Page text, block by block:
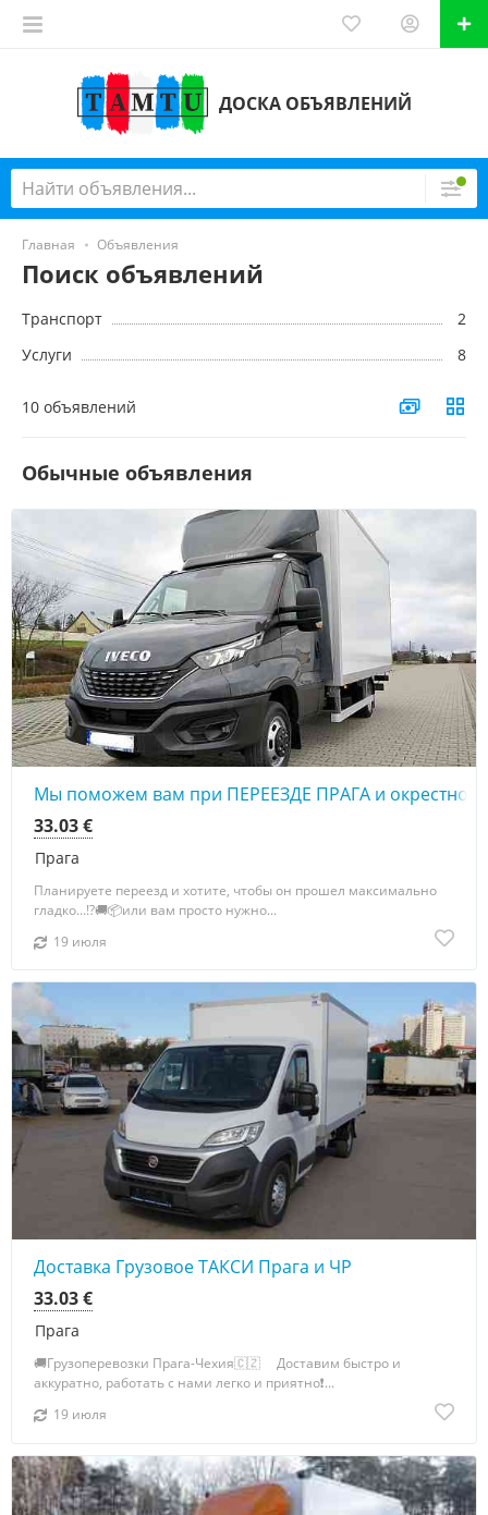
ДОСКА ОБЪЯВЛЕНИЙ
Главная Объявления
Поиск объявлений
Транспорт
2
Услуги
8
10 объявлений
Обычные объявления
Мы поможем вам при ПЕРЕЕЗДЕ ПРАГА и
Прага
33.03 €
Планируете переезд и хотите, чтобы он прошел максимально
гладко...!?🚚📦или вам просто нужно...
19 июля
Доставка Грузовое ТАКСИ Прага и ЧР
Прага
33.03 €
🚚Грузоперевозки Прага-Чехия🇨🇿 ⠀ Доставим быстро и
аккуратно, работать с нами легко и приятно❗️...
19 июля